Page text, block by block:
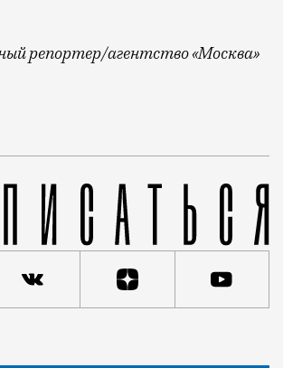
репортер/агентство «Москва»
цветах департамента